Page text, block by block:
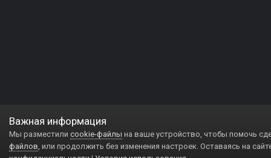
Важная информация
Мы разместили cookie-файлы на ваше устройство, чтобы помочь
файлов, или продолжить без изменения настроек. Оставаясь на